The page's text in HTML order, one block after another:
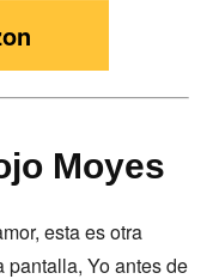
Moyes
esta es otra
pantalla, Yo antes de